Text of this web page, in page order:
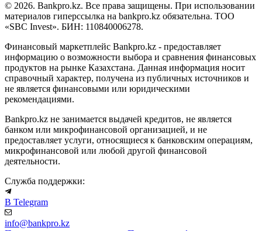
© 2026. Bankpro.kz. Все права защищены. При использовании
материалов гиперссылка на bankpro.kz обязательна. ТОО
«SBC Invest». БИН: 110840006278.
Финансовый маркетплейс Bankpro.kz - предоставляет
информацию о возможности выбора и сравнения финансовых
продуктов на рынке Казахстана. Данная информация носит
справочный характер, получена из публичных источников и
не является финансовыми или юридическими
рекомендациями.
Bankpro.kz не занимается выдачей кредитов, не является
банком или микрофинансовой организацией, и не
предоставляет услуги, относящиеся к банковским операциям,
микрофинансовой или любой другой финансовой
деятельности.
Служба поддержки:
В Telegram
info@bankpro.kz